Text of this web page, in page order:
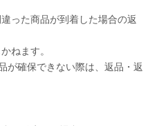
った商品が到着した場合の返
ねます。
が確保できない際は、返品・返